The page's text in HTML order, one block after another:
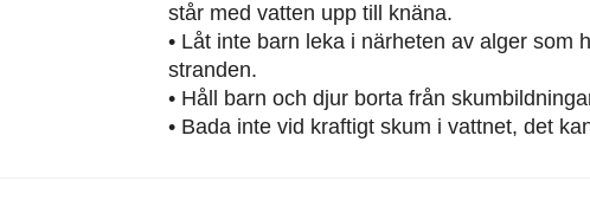
står med vatten upp till knäna.
• Låt inte barn leka i närheten av alger som
stranden.
• Håll barn och djur borta från
• Bada inte vid kraftigt skum i vattnet, det